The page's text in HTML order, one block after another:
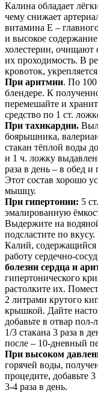
Калина обладает
чему снижает
витамина Е –
и высокое
холестерин,
их проходимость. В
кровоток,
При аритмии. По 100
блендере. К
перемешайте и
средство по 1 ст.
При тахикардии.
боярышника,
стакан тёплой воды
и 1 ч. ложку
раза в день – в обед
Этот состав хорошо
мышцу.
При гипертонии: 5
эмалированную
Выдержите на
подсластите по
Калий, содержащийся
работу сердечно-
болезни сердца и
гипертонического
растолките их.
2 литрами крутого
крышкой. Дайте
добавьте в отвар
1/3 стакана 3 раза в
после – 10-дневный
При высоком
горячей воды,
процедите, добавьте
3-4 раза в день.